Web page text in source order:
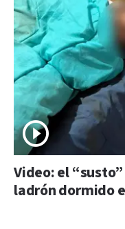
Video: el
ladrón dormido